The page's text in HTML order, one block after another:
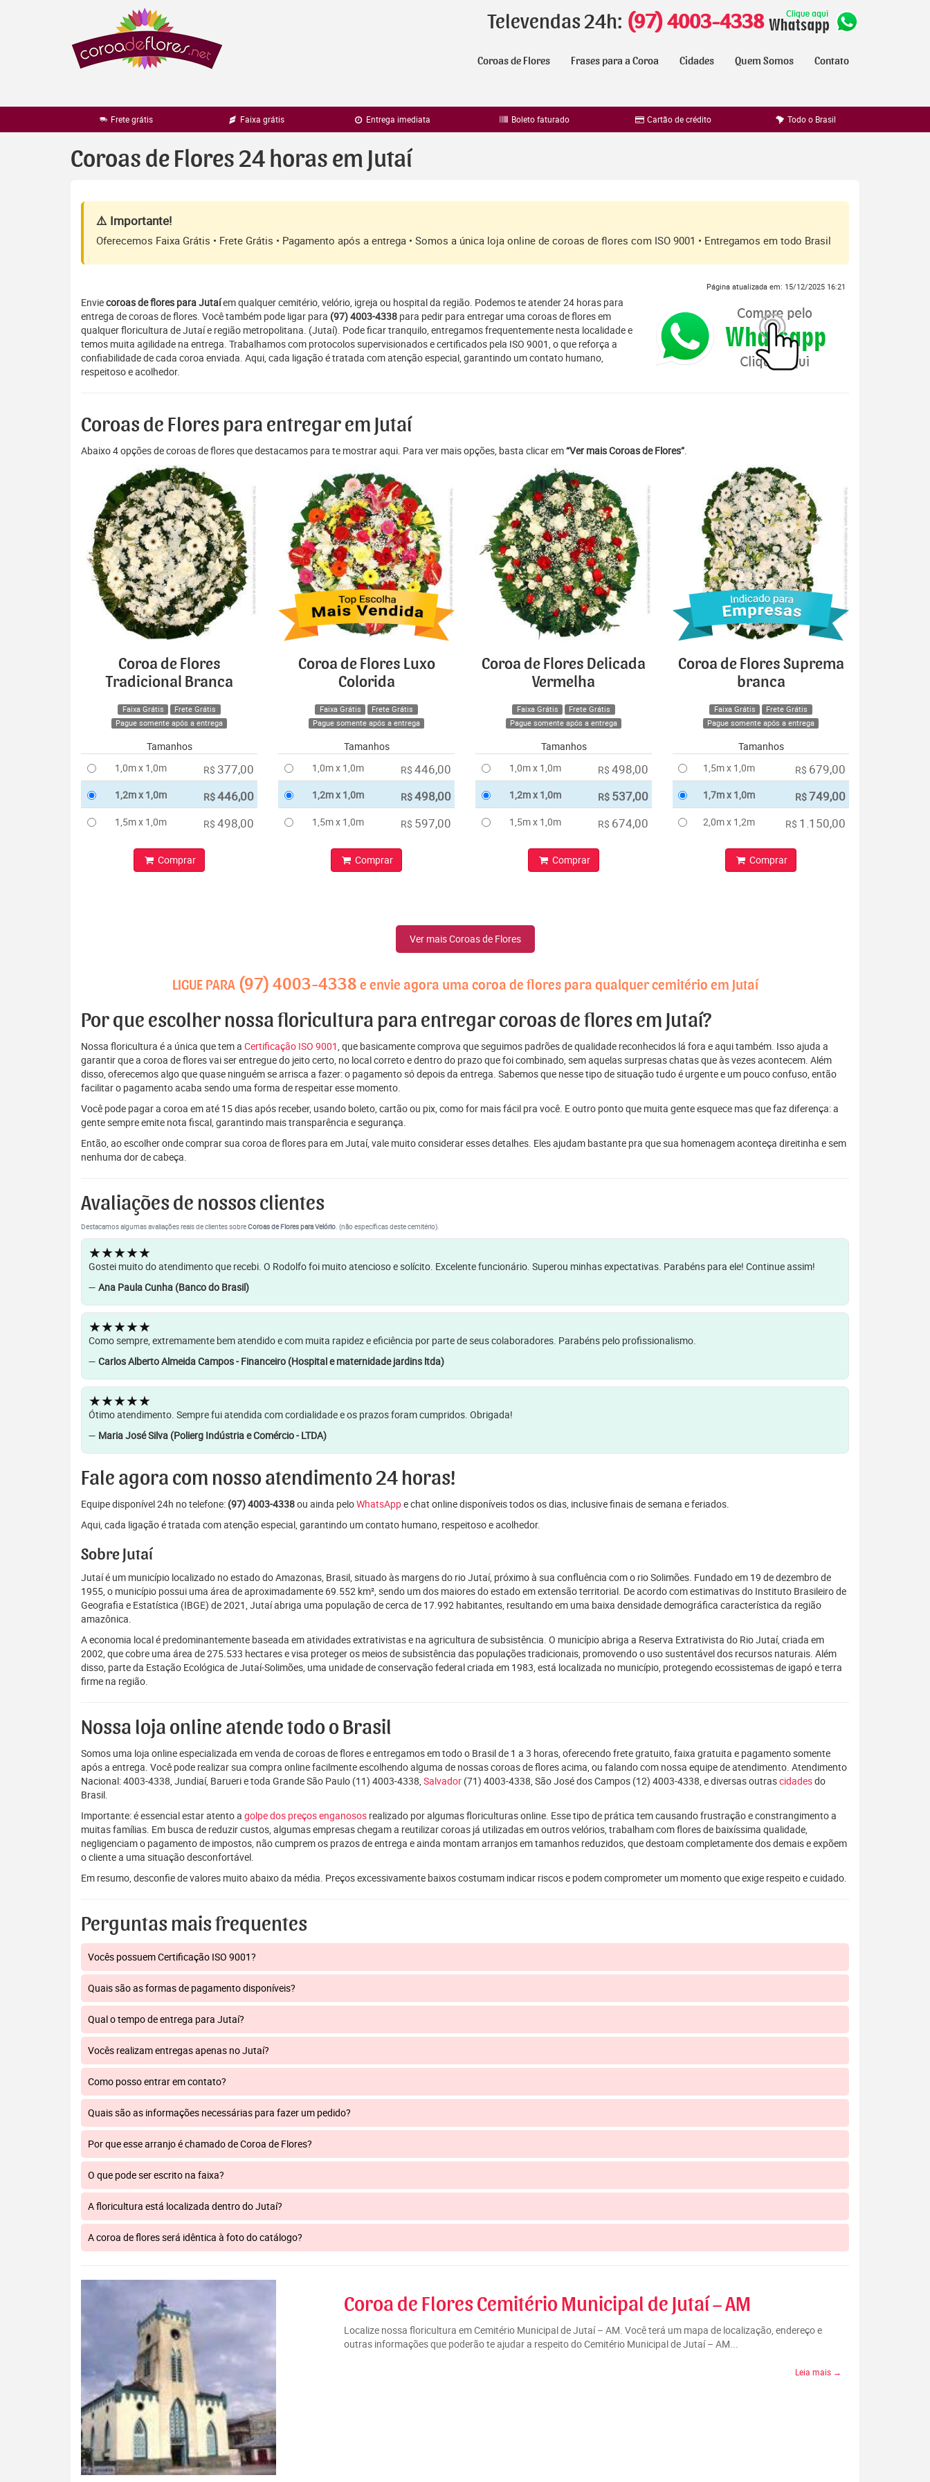
Televendas 24h: (97) 4003-4338
Coroas de Flores Frases para a Coroa Cidades Quem Somos Contato
Frete grátis Faixa grátis Entrega imediata Boleto faturado Cartão de crédito Todo o Brasil
Coroas de Flores 24 horas em Jutaí
⚠️ Importante!
Oferecemos Faixa Grátis • Frete Grátis • Pagamento após a entrega • Somos a única loja online de coroas de flores com ISO 9001 • Entregamos em todo Brasil
Página atualizada em: 15/12/2025 16:21
Enviecoroas de flores para Jutaíem qualquer cemitério, velório, igreja ou hospital da região. Podemos te atender 24 horas para
entrega de coroas de flores. Você também pode ligar para (97) 4003-4338 para pedir para entregar uma coroas de flores em
qualquer floricultura de Jutaí e região metropolitana. (Jutaí). Pode ficar tranquilo, entregamos frequentemente nesta localidade e
temos muita agilidade na entrega. Trabalhamos com protocolos supervisionados e certificados pela ISO 9001, o que reforça a
confiabilidade de cada coroa enviada. Aqui, cada ligação é tratada com atenção especial, garantindo um contato humano,
respeitoso e acolhedor.
Coroas de Flores para entregar em Jutaí
Abaixo 4 opções de coroas de flores que destacamos para te mostrar aqui. Para ver mais opções, basta clicar em“Ver mais Coroas de Flores”.
Coroa de Flores
Tradicional Branca
Faixa Grátis
Frete Grátis
Pague somente após a entrega
Tamanhos
1,0m x 1,0m
R$ 377,00
1,2m x 1,0m R$446,00
1,5m x 1,0m R$ 498,00
Comprar
Coroa de Flores Luxo
Colorida
Faixa Grátis
Frete Grátis
Pague somente após a entrega
Tamanhos
1,0m x 1,0m
R$ 446,00
1,2m x 1,0m R$498,00
1,5m x 1,0m R$ 597,00
Comprar
Coroa de Flores Delicada
Vermelha
Faixa Grátis
Frete Grátis
Pague somente após a entrega
Tamanhos
1,0m x 1,0m
R$ 498,00
1,2m x 1,0m R$ 537,00
1,5m x 1,0m R$ 674,00
Comprar
Coroa de Flores Suprema
branca
Faixa Grátis
Frete Grátis
Pague somente após a entrega
Tamanhos
1,5m x 1,0m
R$ 679,00
1,7m x 1,0m R$749,00
2,0m x 1,2m R$ 1.150,00
Comprar
Ver mais Coroas de Flores
LIGUE PARA (97) 4003-4338 e envie agora uma coroa de flores para qualquer cemitério em Jutaí
Por que escolher nossa floricultura para entregar coroas de flores em Jutaí?
Nossa floricultura é a única que tem a Certificação ISO 9001, que basicamente comprova que seguimos padrões de qualidade reconhecidos lá fora e aqui também. Isso ajuda a
garantir que a coroa de flores vai ser entregue do jeito certo, no local correto e dentro do prazo que foi combinado, sem aquelas surpresas chatas que às vezes acontecem. Além
disso, oferecemos algo que quase ninguém se arrisca a fazer: o pagamento só depois da entrega. Sabemos que nesse tipo de situação tudo é urgente e um pouco confuso, então
facilitar o pagamento acaba sendo uma forma de respeitar esse momento.
Você pode pagar a coroa em até 15 dias após receber, usando boleto, cartão ou pix, como for mais fácil pra você. E outro ponto que muita gente esquece mas que faz diferença: a
gente sempre emite nota fiscal, garantindo mais transparência e segurança.
Então, ao escolher onde comprar sua coroa de flores para em Jutaí, vale muito considerar esses detalhes. Eles ajudam bastante pra que sua homenagem aconteça direitinha e sem
nenhuma dor de cabeça.
Avaliações de nossos clientes
Destacamos algumas avaliações reais de clientes sobreCoroas de Flores para Velório. (não específicas deste cemitério).
★★★★★
Gostei muito do atendimento que recebi. O Rodolfo foi muito atencioso e solícito. Excelente funcionário. Superou minhas expectativas. Parabéns para ele! Continue assim!
— Ana Paula Cunha (Banco do Brasil)
★★★★★
Como sempre, extremamente bem atendido e com muita rapidez e eficiência por parte de seus colaboradores. Parabéns pelo profissionalismo.
— Carlos Alberto Almeida Campos - Financeiro (Hospital e maternidade jardins ltda)
★★★★★
Ótimo atendimento. Sempre fui atendida com cordialidade e os prazos foram cumpridos. Obrigada!
— Maria José Silva (Polierg Indústria e Comércio - LTDA)
Fale agora com nosso atendimento 24 horas!
Equipe disponível 24h no telefone: (97) 4003-4338ou ainda peloWhatsAppe chat online disponíveis todos os dias, inclusive finais de semana e feriados.
Aqui, cada ligação é tratada com atenção especial, garantindo um contato humano, respeitoso e acolhedor.
Sobre Jutaí
Jutaí é um município localizado no estado do Amazonas, Brasil, situado às margens do rio Jutaí, próximo à sua confluência com o rio Solimões. Fundado em 19 de dezembro de
1955, o município possui uma área de aproximadamente 69.552 km², sendo um dos maiores do estado em extensão territorial. De acordo com estimativas do Instituto Brasileiro de
Geografia e Estatística (IBGE) de 2021, Jutaí abriga uma população de cerca de 17.992 habitantes, resultando em uma baixa densidade demográfica característica da região
amazônica.
A economia local é predominantemente baseada em atividades extrativistas e na agricultura de subsistência. O município abriga a Reserva Extrativista do Rio Jutaí, criada em
2002, que cobre uma área de 275.533 hectares e visa proteger os meios de subsistência das populações tradicionais, promovendo o uso sustentável dos recursos naturais. Além
disso, parte da Estação Ecológica de Jutaí-Solimões, uma unidade de conservação federal criada em 1983, está localizada no município, protegendo ecossistemas de igapó e terra
firme na região.
Nossa loja online atende todo o Brasil
Somos uma loja online especializada em venda de coroas de flores e entregamos em todo o Brasil de 1 a 3 horas, oferecendo frete gratuito, faixa gratuita e pagamento somente
após a entrega. Você pode realizar sua compra online facilmente escolhendo alguma de nossas coroas de flores acima, ou falando com nossa equipe de atendimento. Atendimento
Nacional: 4003-4338, Jundiaí, Barueri e toda Grande São Paulo (11) 4003-4338, Salvador (71) 4003-4338, São José dos Campos (12) 4003-4338, e diversas outrascidadesdo
Brasil.
Importante: é essencial estar atento a golpe dos preços enganosos realizado por algumas floriculturas online. Esse tipo de prática tem causando frustração e constrangimento a
muitas famílias. Em busca de reduzir custos, algumas empresas chegam a reutilizar coroas já utilizadas em outros velórios, trabalham com flores de baixíssima qualidade,
negligenciam o pagamento de impostos, não cumprem os prazos de entrega e ainda montam arranjos em tamanhos reduzidos, que destoam completamente dos demais e expõem
o cliente a uma situação desconfortável.
Em resumo, desconfie de valores muito abaixo da média. Preços excessivamente baixos costumam indicar riscos e podem comprometer um momento que exige respeito e cuidado.
Perguntas mais frequentes
Vocês possuem Certificação ISO 9001?
Quais são as formas de pagamento disponíveis?
Qual o tempo de entrega para Jutaí?
Vocês realizam entregas apenas no Jutaí?
Como posso entrar em contato?
Quais são as informações necessárias para fazer um pedido?
Por que esse arranjo é chamado de Coroa de Flores?
O que pode ser escrito na faixa?
A floricultura está localizada dentro do Jutaí?
A coroa de flores será idêntica à foto do catálogo?
Coroa de Flores Cemitério Municipal de Jutaí – AM
Localize nossa floricultura em Cemitério Municipal de Jutaí – AM. Você terá um mapa de localização, endereço e
outras informações que poderão te ajudar a respeito do Cemitério Municipal de Jutaí – AM...
Leia mais →